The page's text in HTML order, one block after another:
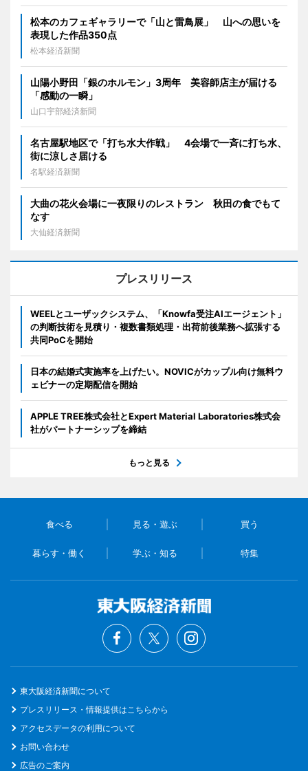
松本のカフェギャラリーで「山と雷鳥展」 山への思いを
表現した作品350点
松本経済新聞
山陽小野田「銀のホルモン」3周年 美容師店主が届ける
「感動の一瞬」
山口宇部経済新聞
名古屋駅地区で「打ち水大作戦」 4会場で一斉に打ち水、
街に涼しさ届ける
名駅経済新聞
大曲の花火会場に一夜限りのレストラン 秋田の食でもて
なす
大仙経済新聞
プレスリリース
WEELとユーザックシステム、「Knowfa受注AIエージェント」
の判断技術を見積り・複数書類処理・出荷前後業務へ拡張する
共同PoCを開始
日本の結婚式実施率を上げたい。NOVICがカップル向け無料ウ
ェビナーの定期配信を開始
APPLE TREE株式会社とExpert Material Laboratories株式会
社がパートナーシップを締結
もっと見る
食べる 見る・遊ぶ 買う
暮らす・働く 学ぶ・知る 特集
東大阪経済新聞について
プレスリリース・情報提供はこちらから
アクセスデータの利用について
お問い合わせ
広告のご案内